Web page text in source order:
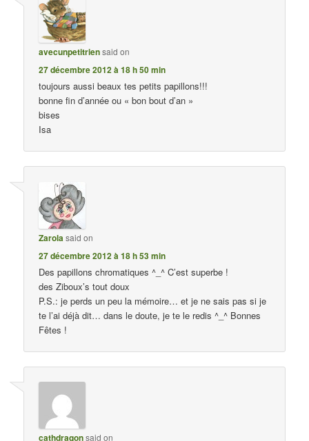
avecunpetitriensaid on
27 décembre 2012 à 18 h 50 min
toujours aussi beaux tes petits papillons!!!
bonne fin d’année ou « bon bout d’an »
bises
Isa
Zarola said on
27 décembre 2012 à 18 h 53 min
Des papillons chromatiques ^_^ C’est superbe !
des Ziboux’s tout doux
P.S.: je perds un peu la mémoire… et je ne sais pas si je
te l’ai déjà dit… dans le doute, je te le redis ^_^ Bonnes
Fêtes !
cathdragonsaid on